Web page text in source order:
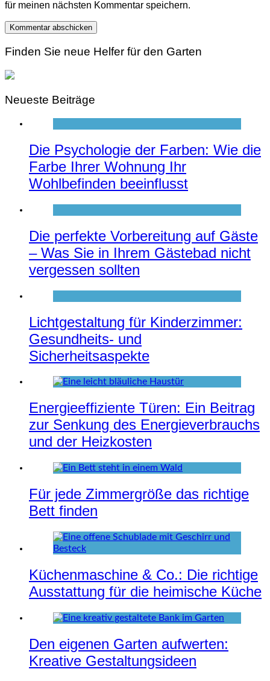
für meinen nächsten Kommentar speichern.
Finden Sie neue Helfer für den Garten
Neueste Beiträge
Die Psychologie der Farben: Wie die
Farbe Ihrer Wohnung Ihr
Wohlbefinden beeinflusst
Die perfekte Vorbereitung auf Gäste
– Was Sie in Ihrem Gästebad nicht
vergessen sollten
Lichtgestaltung für Kinderzimmer:
Gesundheits- und
Sicherheitsaspekte
Energieeffiziente Türen: Ein Beitrag
zur Senkung des Energieverbrauchs
und der Heizkosten
Für jede Zimmergröße das richtige
Bett finden
Küchenmaschine & Co.: Die richtige
Ausstattung für die heimische Küche
Den eigenen Garten aufwerten:
Kreative Gestaltungsideen